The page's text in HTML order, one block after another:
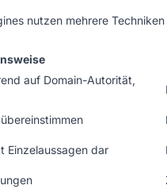
nutzen mehrere
auf Domain-Autorität,
Einzelaussagen dar